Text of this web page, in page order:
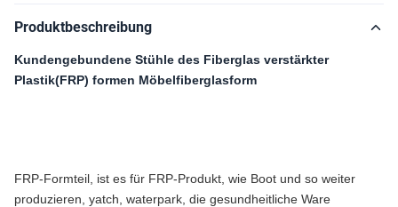
Produktbeschreibung
Kundengebundene Stühle des Fiberglas verstärkter
Plastik(FRP) formen Möbelfiberglasform
FRP-Formteil, ist es für FRP-Produkt, wie Boot und so weiter
produzieren, yatch, waterpark, die gesundheitliche Ware